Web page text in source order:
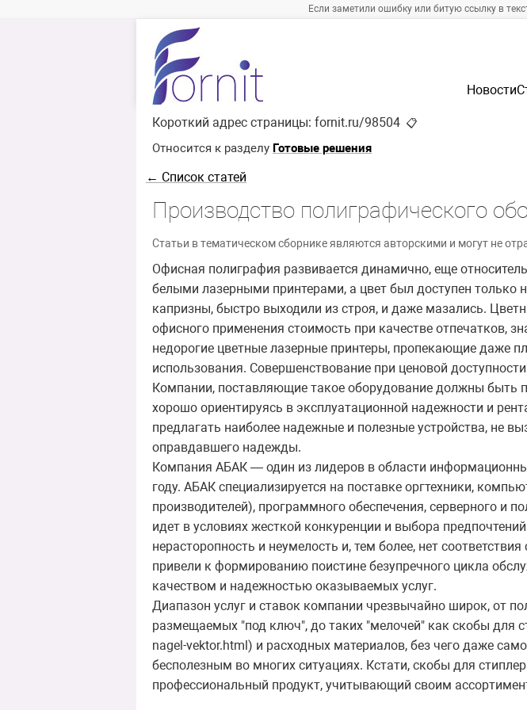
Если заметили ошибку или битую ссылку в
Новости
Короткий адрес страницы: fornit.ru/98504 📋
Относится к разделу Готовые решения
← Список статей
Производство полиграфического
Статьи в тематическом сборнике являются авторскими и могут не
Офисная полиграфия развивается динамично, еще
белыми лазерными принтерами, а цвет был доступен
капризны, быстро выходили из строя, и даже мазались.
офисного применения стоимость при качестве отпечатков,
недорогие цветные лазерные принтеры, пропекающие даже
использования. Совершенствование при ценовой
Компании, поставляющие такое оборудование должны быть
хорошо ориентируясь в эксплуатационной надежности и
предлагать наиболее надежные и полезные устройства, не
оправдавшего надежды.
Компания АБАК — один из лидеров в области
году. АБАК специализируется на поставке оргтехники,
производителей), программного обеспечения, серверного и
идет в условиях жесткой конкуренции и выбора
нерасторопность и неумелость и, тем более, нет
привели к формированию поистине безупречного цикла
качеством и надежностью оказываемых услуг.
Диапазон услуг и ставок компании чрезвычайно широк, от
размещаемых "под ключ", до таких "мелочей" как скобы для
nagel-vektor.html) и расходных материалов, без чего даже
бесполезным во многих ситуациях. Кстати, скобы для
профессиональный продукт, учитывающий своим